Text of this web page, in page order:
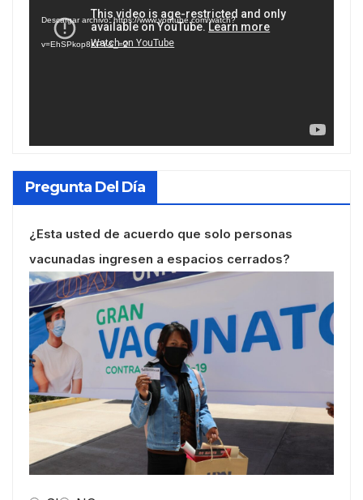
vídeo
Descargar archivo: https://www.youtube.com/watch?
v=EhSPkop8KPY&_=2
Pregunta Del Día
¿Esta usted de acuerdo que solo personas
vacunadas ingresen a espacios cerrados?